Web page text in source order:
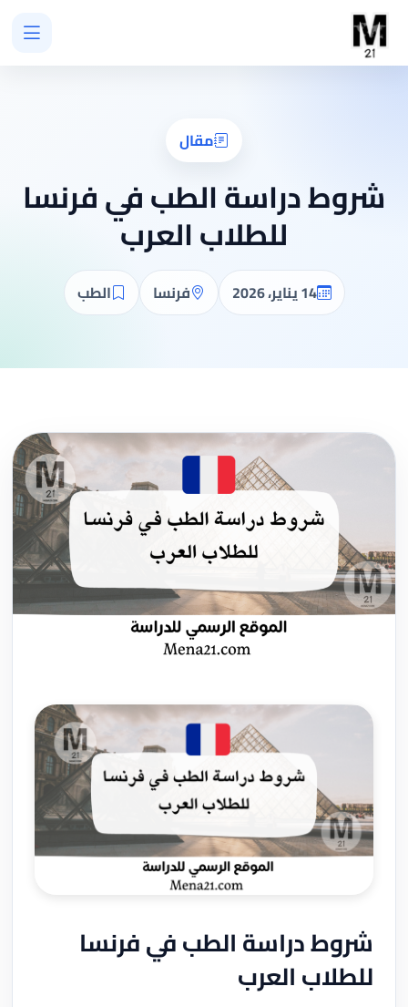
مقال
شروط دراسة الطب في فرنسا
للطلاب العرب
14 يناير، 2026 فرنسا الطب
شروط دراسة الطب في فرنسا
للطلاب العرب